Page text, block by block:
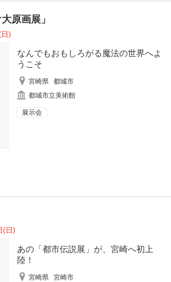
原画展」
)
なんでもおもしろがる魔法の世界へよ
うこそ
宮崎県
都城市
都城市立美術館
展示会
(日)
あの「都市伝説展」が、宮崎へ初上
陸！
宮崎県
宮崎市